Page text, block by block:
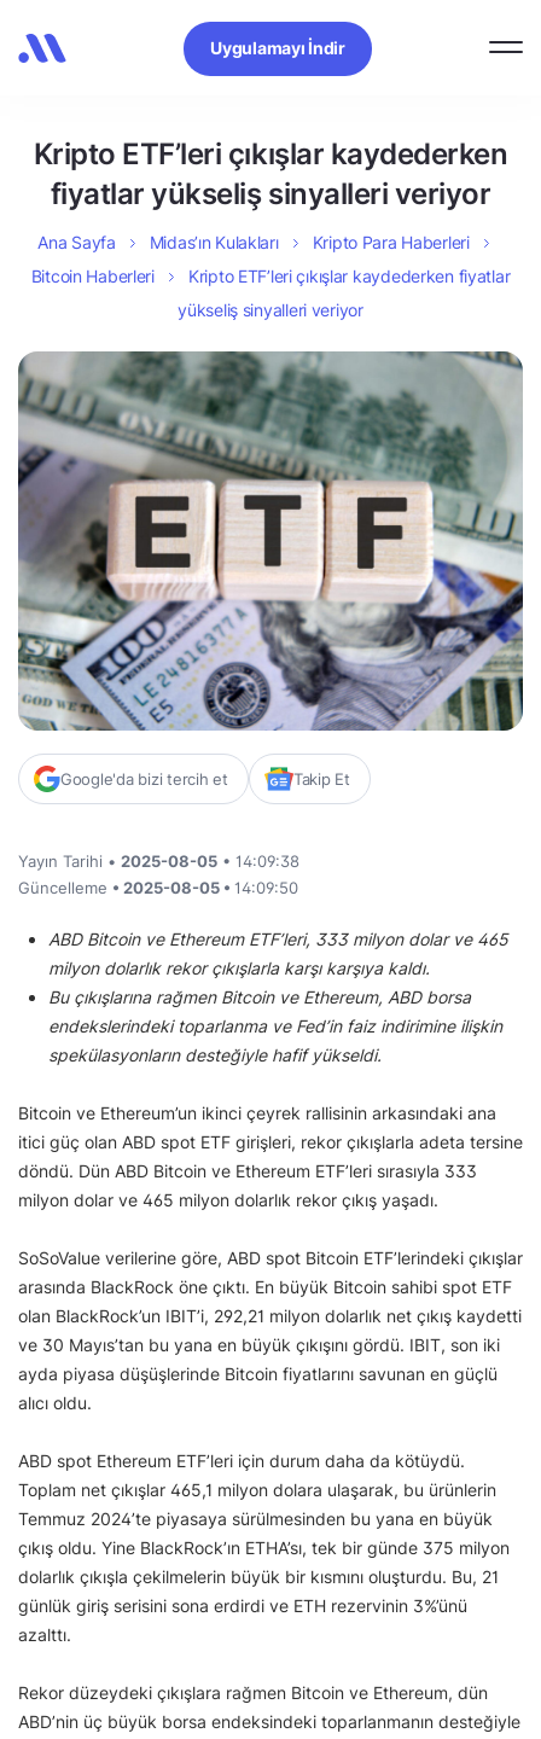
Uygulamayı İndir
Kripto ETF’leri çıkışlar kaydederken
fiyatlar yükseliş sinyalleri veriyor
Ana Sayfa Midas’ın Kulakları
Kripto Para Haberleri
Bitcoin Haberleri
Kripto ETF’leri çıkışlar kaydederken fiyatlar
yükseliş sinyalleri veriyor
Google'da bizi tercih et Takip Et
Yayın Tarihi • 2025-08-05 • 14:09:38
Güncelleme • 2025-08-05 • 14:09:50
ABD Bitcoin ve Ethereum ETF’leri, 333 milyon dolar ve 465
milyon dolarlık rekor çıkışlarla karşı karşıya kaldı.
Bu çıkışlarına rağmen Bitcoin ve Ethereum, ABD borsa
endekslerindeki toparlanma ve Fed’in faiz indirimine ilişkin
spekülasyonların desteğiyle hafif yükseldi.
Bitcoin ve Ethereum’un ikinci çeyrek rallisinin arkasındaki ana
itici güç olan ABD spot ETF girişleri, rekor çıkışlarla adeta tersine
döndü. Dün ABD Bitcoin ve Ethereum ETF’leri sırasıyla 333
milyon dolar ve 465 milyon dolarlık rekor çıkış yaşadı.
SoSoValue verilerine göre, ABD spot Bitcoin ETF’lerindeki çıkışlar
arasında BlackRock öne çıktı. En büyük Bitcoin sahibi spot ETF
olan BlackRock’un IBIT’i, 292,21 milyon dolarlık net çıkış kaydetti
ve 30 Mayıs’tan bu yana en büyük çıkışını gördü. IBIT, son iki
ayda piyasa düşüşlerinde Bitcoin fiyatlarını savunan en güçlü
alıcı oldu.
ABD spot Ethereum ETF’leri için durum daha da kötüydü.
Toplam net çıkışlar 465,1 milyon dolara ulaşarak, bu ürünlerin
Temmuz 2024’te piyasaya sürülmesinden bu yana en büyük
çıkış oldu. Yine BlackRock’ın ETHA’sı, tek bir günde 375 milyon
dolarlık çıkışla çekilmelerin büyük bir kısmını oluşturdu. Bu, 21
günlük giriş serisini sona erdirdi ve ETH rezervinin 3%’ünü
azalttı.
Rekor düzeydeki çıkışlara rağmen Bitcoin ve Ethereum, dün
ABD’nin üç büyük borsa endeksindeki toparlanmanın desteğiyle